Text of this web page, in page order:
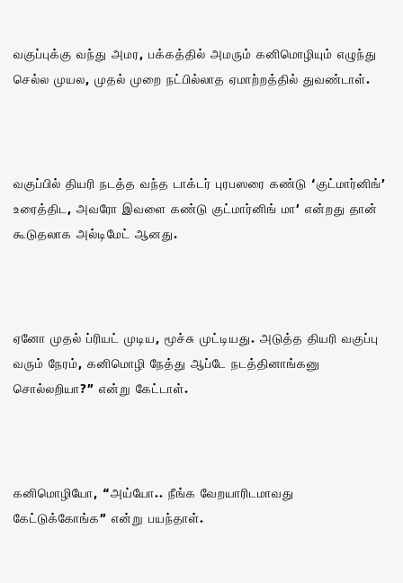
வகுப்புக்கு வந்து அமர, பக்கத்தில் அமரும் கனிமொழியும் எழுந்து
செல்ல முயல, முதல் முறை நட்பில்லாத ஏமாற்றத்தில் துவண்டாள்.
வகுப்பில் தியரி நடத்த வந்த டாக்டர் புரபஸரை கண்டு ‘குட்மார்னிங்’
உரைத்திட, அவரோ இவளை கண்டு குட்மார்னிங் மா’ என்றது தான்
கூடுதலாக அல்டிமேட் ஆனது.
ஏனோ முதல் ப்ரியட் முடிய, மூச்சு முட்டியது. அடுத்த தியரி வகுப்பு
வரும் நேரம், கனிமொழி நேத்து ஆப்டே நடத்தினாங்கனு
சொல்லறியா?” என்று கேட்டாள்.
கனிமொழியோ, “அய்யோ.. நீங்க வேறயாரிடமாவது
கேட்டுக்கோங்க” என்று பயந்தாள்.